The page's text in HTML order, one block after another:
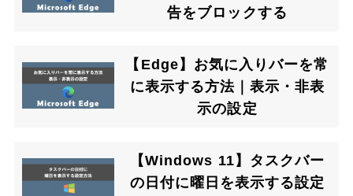
告をブロックする
【Edge】お気に入りバーを常
に表示する方法｜表示・非表
示の設定
【Windows 11】タスクバー
の日付に曜日を表示する設定